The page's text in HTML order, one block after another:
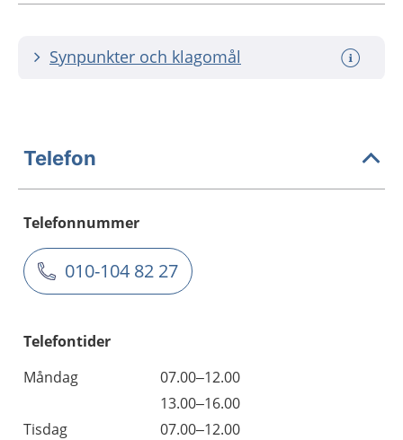
Synpunkter och klagomål
Telefon
Telefonnummer
010-104 82 27
Telefontider
Måndag
07.00–12.00
13.00–16.00
Tisdag
07.00–12.00